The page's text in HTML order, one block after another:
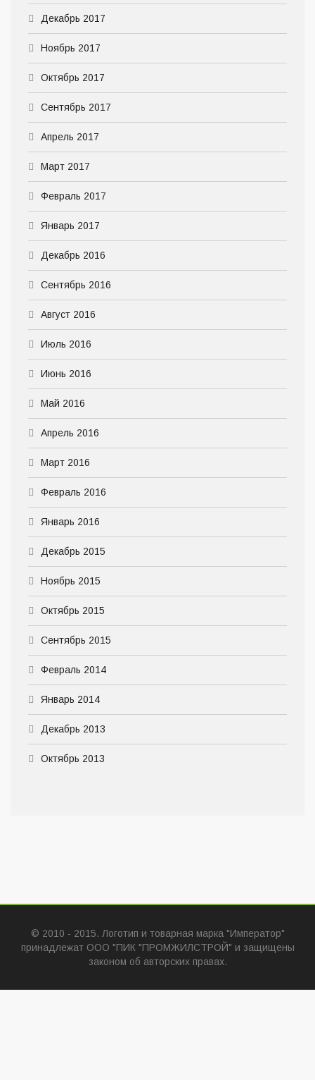
Декабрь 2017
Ноябрь 2017
Октябрь 2017
Сентябрь 2017
Апрель 2017
Март 2017
Февраль 2017
Январь 2017
Декабрь 2016
Сентябрь 2016
Август 2016
Июль 2016
Июнь 2016
Май 2016
Апрель 2016
Март 2016
Февраль 2016
Январь 2016
Декабрь 2015
Ноябрь 2015
Октябрь 2015
Сентябрь 2015
Февраль 2014
Январь 2014
Декабрь 2013
Октябрь 2013
© 2010 - 2015. Логотип и товарная марка "Император"
принадлежат ООО "ПИК "ПРОМЖИЛСТРОЙ" и защищены
законом об авторских правах.